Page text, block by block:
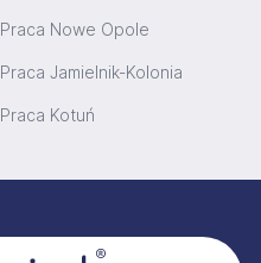
Praca Nowe Opole
Praca Jamielnik-Kolonia
Praca Kotuń